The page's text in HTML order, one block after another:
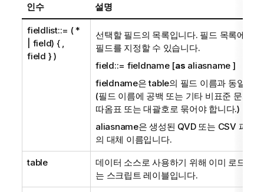
인수 설명
fieldlist::= (*
field) { ,
field } )
선택할 필드의 목록입니다. 필드 목록에 *를
필드를 지정할 수 있습니다.
field::= fieldname [as aliasname ]
fieldname은table의 필드 이름과 동일한
(필드 이름에 공백 또는 기타 비표준 문자가
따옴표 또는 대괄호로 묶어야 합니다.)
aliasname은 생성된 QVD또는 CSV파일
의 대체 이름입니다.
table
데이터 소스로 사용하기 위해 이미 로드된
는 스크립트 레이블입니다.